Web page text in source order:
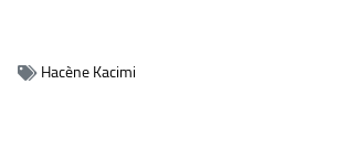
Hacène Kacimi